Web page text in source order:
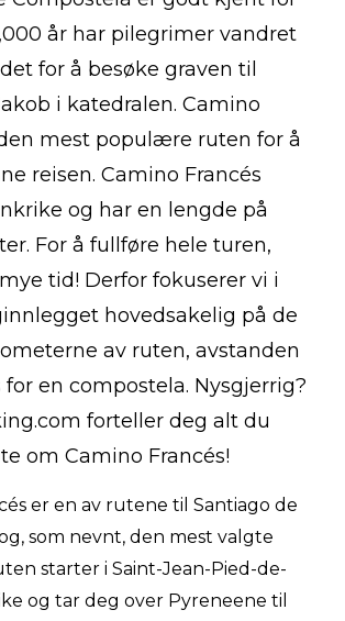
år har pilegrimer vandret
for å besøke graven til
i katedralen. Camino
mest populære ruten for å
reisen. Camino Francés
og har en lengde på
For å fullføre hele turen,
tid! Derfor fokuserer vi i
hovedsakelig på de
av ruten, avstanden
en compostela. Nysgjerrig?
forteller deg alt du
om Camino Francés!
er en av rutene til Santiago de
som nevnt, den mest valgte
starter i Saint-Jean-Pied-de-
og tar deg over Pyreneene til